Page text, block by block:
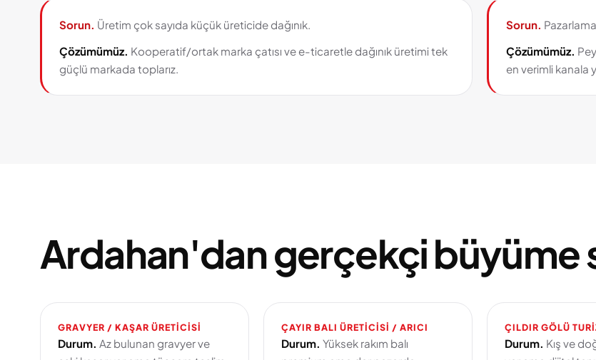
Sorun. Üretim çok sayıda küçük üreticide dağınık.
Çözümümüz. Kooperatif/ortak marka çatısı ve e-ticaretle dağınık üretimi tek
güçlü markada toplarız.
Sorun.
Çözümümüz.
en verimli kanala
Ardahan'dan gerçekçi büyüme
GRAVYER / KAŞAR ÜRETICISI
Durum. Az bulunan gravyer ve
ÇAYIR BALI ÜRETICISI / ARICI
Durum. Yüksek rakım balı
ÇILDIR GÖLÜ
Durum. Kış ve